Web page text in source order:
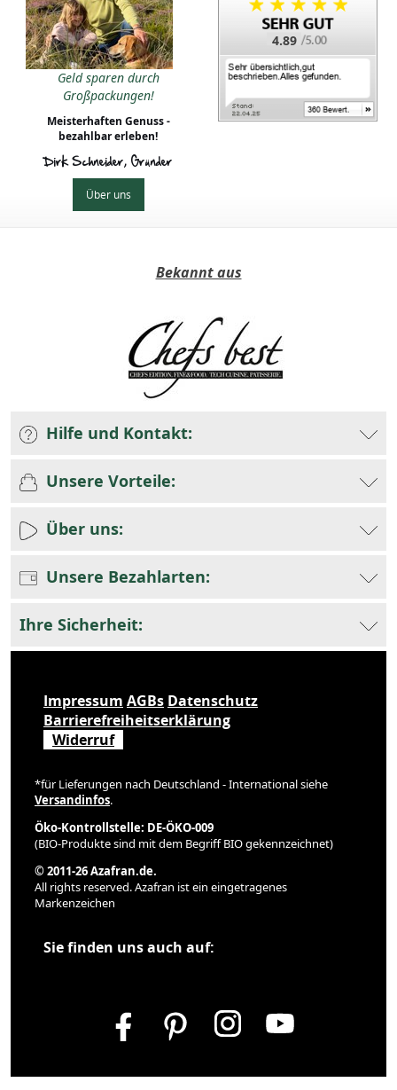
Geld sparen durch
Großpackungen!
Meisterhaften Genuss -
bezahlbar erleben!
Dirk Schneider, Gründer
Über uns
4.89
Bekannt aus
Hilfe und Kontakt:
Unsere Vorteile:
Über uns:
Unsere Bezahlarten:
Ihre Sicherheit:
Impressum AGBs Datenschutz
Barrierefreiheitserklärung
Widerruf
*für Lieferungen nach Deutschland - International siehe
Versandinfos.
Öko-Kontrollstelle: DE-ÖKO-009
(BIO-Produkte sind mit dem Begriff BIO gekennzeichnet)
© 2011-26 Azafran.de.
All rights reserved. Azafran ist ein eingetragenes
Markenzeichen
Sie finden uns auch auf: